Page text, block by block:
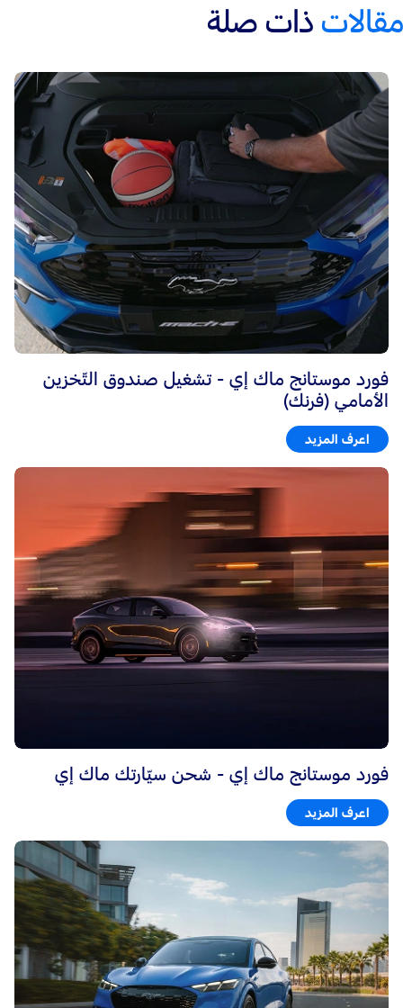
مقالات ذات صلة
فورد موستانج ماك إي - تشغيل صندوق التّخزين
الأمامي (فرنك)
اعرف المزيد
فورد موستانج ماك إي - شحن سيّارتك ماك إي
اعرف المزيد